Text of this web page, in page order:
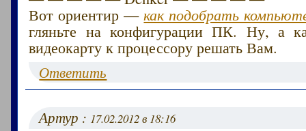
Вот ориентир —как подобрать
гляньте на конфигурации ПК. Ну, а
видеокарту к процессору решать Вам.
Ответить
Артур : 17.02.2012 в 18:16